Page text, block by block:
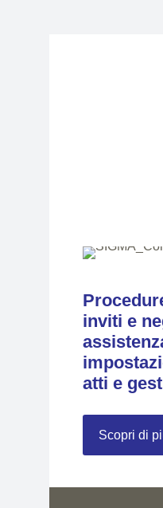
inviti e
atti e
Scopri di